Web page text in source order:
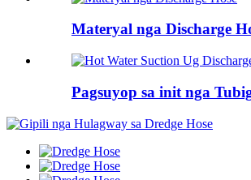
Materyal nga Discharge
Pagsuyop sa init nga